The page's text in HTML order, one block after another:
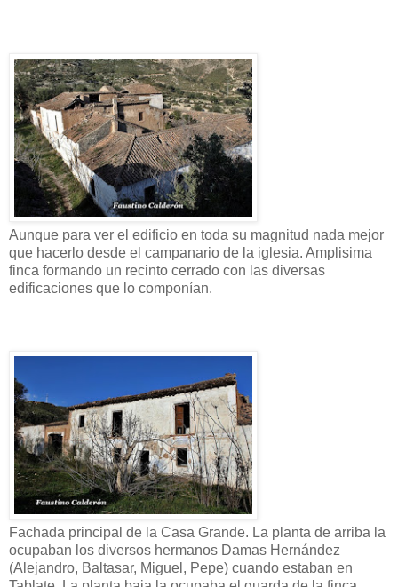
Aunque para ver el edificio en toda su magnitud nada mejor
que hacerlo desde el campanario de la iglesia. Amplisima
finca formando un recinto cerrado con las diversas
edificaciones que lo componían.
Fachada principal de la Casa Grande. La planta de arriba la
ocupaban los diversos hermanos Damas Hernández
(Alejandro, Baltasar, Miguel, Pepe) cuando estaban en